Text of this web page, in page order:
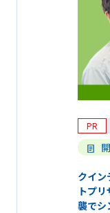
PR
クイン
トプ
襲でシ